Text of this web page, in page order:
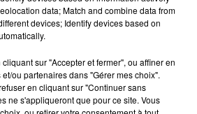
data; Match and combine data from
devices; Identify devices based on
sur "Accepter et fermer", ou affiner en
ou partenaires dans "Gérer mes choix".
en cliquant sur "Continuer sans
ne s'appliqueront que pour ce site. Vous